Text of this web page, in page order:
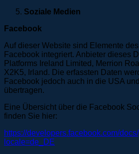
Soziale Medien
Facebook
Auf dieser Website sind Elemente
Facebook integriert. Anbieter dieses
Platforms Ireland Limited, Merrion
X2K5, Irland. Die erfassten Daten
Facebook jedoch auch in die USA
übertragen.
Eine Übersicht über die Facebook
finden Sie hier:
https://developers.facebook.com/
locale=de_DE